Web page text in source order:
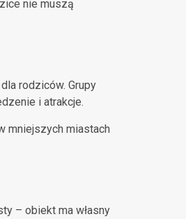
nie muszą
rodziców. Grupy
i atrakcje.
mniejszych miastach
– obiekt ma własny